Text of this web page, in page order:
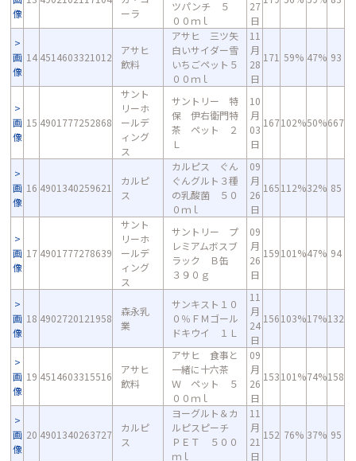
像
ーラ
ツパンチ ５
００ｍｌ
27
日
画
像
14 4514603321012
アサヒ
飲料
アサヒ 三ツ矢
白いサイダー雪
いちごペット５
００ｍｌ
11
月
28
日
171 59% 47% 93
画
像
15 4901777252868
サント
リーホ
ールデ
ィング
ス
サントリー 特
保 伊右衛門特
茶 ペット ２
Ｌ
10
月
03
日
167102%50%667
画
像
16 4901340259621
カルピ
ス
カルピス ぐん
ぐんグルト３種
の乳酸菌 ５０
０ｍｌ
09
月
26
日
165112%32% 85
画
像
17 4901777278639
サント
リーホ
ールデ
ィング
ス
サントリー プ
レミアムボスブ
ラック Ｂ缶
３９０ｇ
09
月
26
日
159101%47% 94
画
像
18 4902720121958
森永乳
業
サンキスト１０
０％ＦＭゴール
ドキウイ １Ｌ
11
月
24
日
156103%17%132
画
像
19 4514603315516
アサヒ
飲料
アサヒ 食事と
一緒に十六茶
Ｗ ペット ５
００ｍｌ
09
月
26
日
153101%74%158
画
像
20 4901340263727
カルピ
ス
ヨーグルト＆カ
ルピスピーチ
ＰＥＴ ５００
ｍｌ
11
月
21
日
152 76% 37% 95